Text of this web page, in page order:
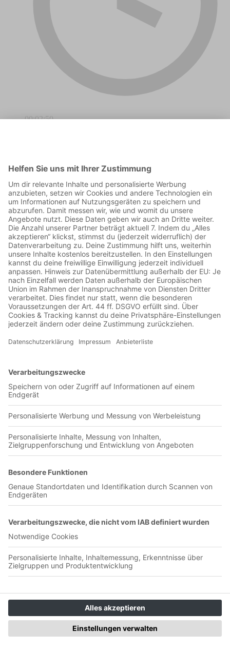
00:02:50
01514 622 24 68 schicken. :-)
Das erste Mal Westfalenstadion und
die ersten Autrogramme (Horst
Reimer 2)
Jetzt in der App abspielen